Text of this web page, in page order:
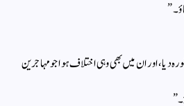
دیا، اور ان میں بھی وہی اختلاف ہوا جو مہاجرین